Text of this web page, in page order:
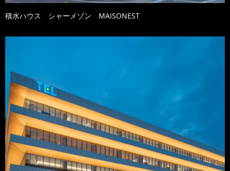
積水ハウス シャーメゾン MAISONEST